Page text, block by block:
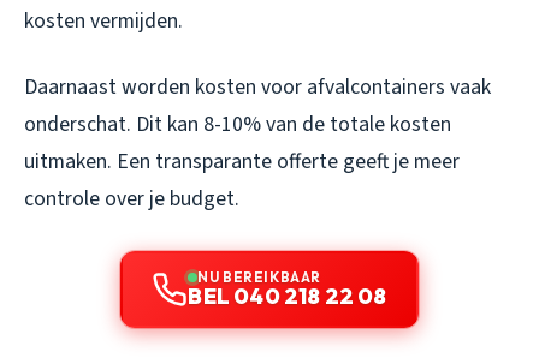
kosten vermijden.
Daarnaast worden kosten voor afvalcontainers vaak
onderschat. Dit kan 8-10% van de totale kosten
uitmaken. Een transparante offerte geeft je meer
controle over je budget.
NU BEREIKBAAR
BEL 040 218 22 08